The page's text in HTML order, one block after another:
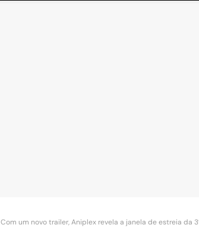
Com um novo trailer, Aniplex revela a janela de estreia da